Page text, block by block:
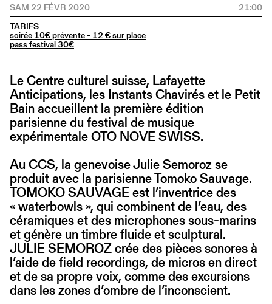
SAM 22 FÉVR 2020
21:00
TARIFS
soirée 10€ prévente - 12 € sur place
pass festival 30€
Le Centre culturel suisse, Lafayette
Anticipations, les Instants Chavirés et le Petit
Bain accueillent la première édition
parisienne du festival de musique
expérimentale OTO NOVE SWISS.
Au CCS, la genevoise Julie Semoroz se
produit avec la parisienne Tomoko Sauvage.
TOMOKO SAUVAGE est l’inventrice des
« waterbowls », qui combinent de l’eau, des
céramiques et des microphones sous-marins
et génère un timbre fluide et sculptural.
JULIE SEMOROZ crée des pièces sonores à
l’aide de field recordings, de micros en direct
et de sa propre voix, comme des excursions
dans les zones d’ombre de l’inconscient.